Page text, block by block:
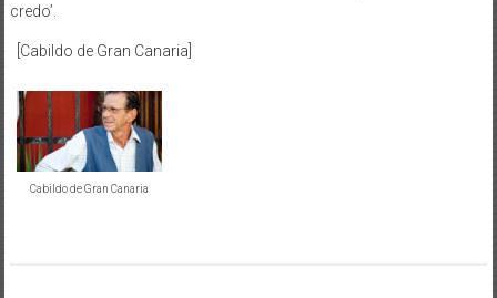
credo’.
[Cabildo de Gran Canaria]
Cabildo de Gran Canaria